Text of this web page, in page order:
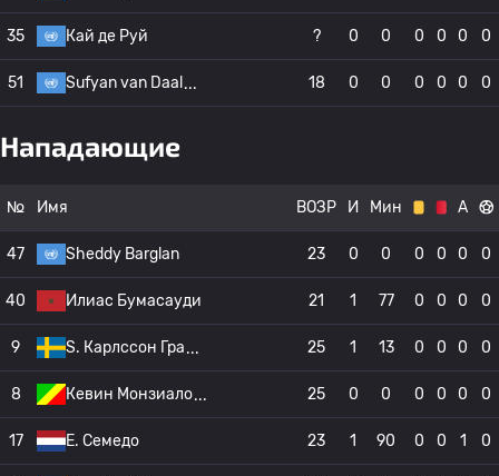
35 Кай де Руй ? 0 0 0 0 0 0
51 Sufyan van Daal 18 0 0 0 0 0 0
Нападающие
№ Имя ВОЗР И Мин А
47 Sheddy Barglan 23 0 0 0 0 0 0
40 Илиас Бумасауди 21 1 77 0 0 0 0
9 S. Карлссон Гра 25 1 13 0 0 0 0
8 Кевин Монзиало 25 0 0 0 0 0 0
17 E. Семедо 23 1 90 0 0 1 0